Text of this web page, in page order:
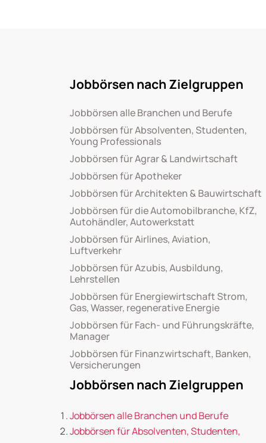
Jobbörsen nach Zielgruppen
Jobbörsen alle Branchen und Berufe
Jobbörsen für Absolventen, Studenten,
Young Professionals
Jobbörsen für Agrar & Landwirtschaft
Jobbörsen für Apotheker
Jobbörsen für Architekten & Bauwirtschaft
Jobbörsen für die Automobilbranche, KfZ,
Autohändler, Autowerkstatt
Jobbörsen für Airlines, Aviation,
Luftverkehr
Jobbörsen für Azubis, Ausbildung,
Lehrstellen
Jobbörsen für Energiewirtschaft Strom,
Gas, Wasser, regenerative Energie
Jobbörsen für Fach- und Führungskräfte,
Manager
Jobbörsen für Finanzwirtschaft, Banken,
Versicherungen
Jobbörsen nach Zielgruppen
Jobbörsen alle Branchen und Berufe
Jobbörsen für Absolventen, Studenten,